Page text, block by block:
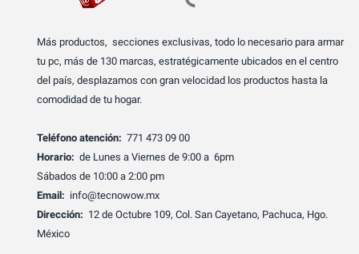
Más productos, secciones exclusivas, todo lo necesario para armar
tu pc, más de 130 marcas, estratégicamente ubicados en el centro
del país, desplazamos con gran velocidad los productos hasta la
comodidad de tu hogar.
Teléfono atención: 771 473 09 00
Horario: de Lunes a Viernes de 9:00 a 6pm
Sábados de 10:00 a 2:00 pm
Email: info@tecnowow.mx
Dirección: 12 de Octubre 109, Col. San Cayetano, Pachuca, Hgo.
México